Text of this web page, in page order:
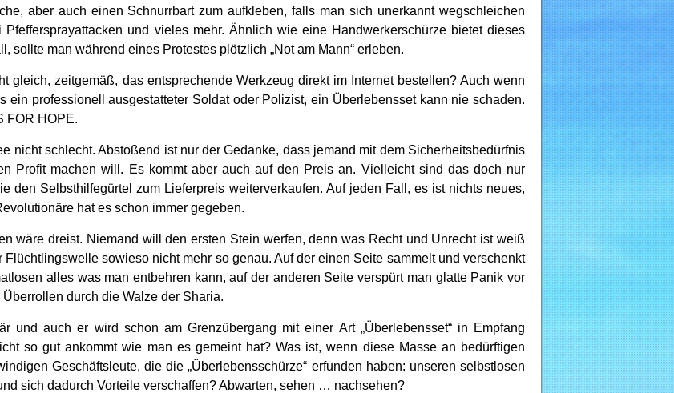
aber auch einen Schnurrbart zum aufkleben, falls man sich unerkannt wegschleichen
und vieles mehr. Ähnlich wie eine Handwerkerschürze bietet dieses
sollte man während eines Protestes plötzlich „Not am Mann“ erleben.
gleich, zeitgemäß, das entsprechende Werkzeug direkt im Internet bestellen? Auch wenn
ein professionell ausgestatteter Soldat oder Polizist, ein Überlebensset kann nie schaden.
FOR HOPE.
nicht schlecht. Abstoßend ist nur der Gedanke, dass jemand mit dem Sicherheitsbedürfnis
Profit machen will. Es kommt aber auch auf den Preis an. Vielleicht sind das doch nur
den Selbsthilfegürtel zum Lieferpreis weiterverkaufen. Auf jeden Fall, es ist nichts neues,
hat es schon immer gegeben.
wäre dreist. Niemand will den ersten Stein werfen, denn was Recht und Unrecht ist weiß
Flüchtlingswelle sowieso nicht mehr so genau. Auf der einen Seite sammelt und verschenkt
alles was man entbehren kann, auf der anderen Seite verspürt man glatte Panik vor
durch die Walze der Sharia.
und auch er wird schon am Grenzübergang mit einer Art „Überlebensset“ in Empfang
so gut ankommt wie man es gemeint hat? Was ist, wenn diese Masse an bedürftigen
Geschäftsleute, die die „Überlebensschürze“ erfunden haben: unseren selbstlosen
sich dadurch Vorteile verschaffen? Abwarten, sehen … nachsehen?